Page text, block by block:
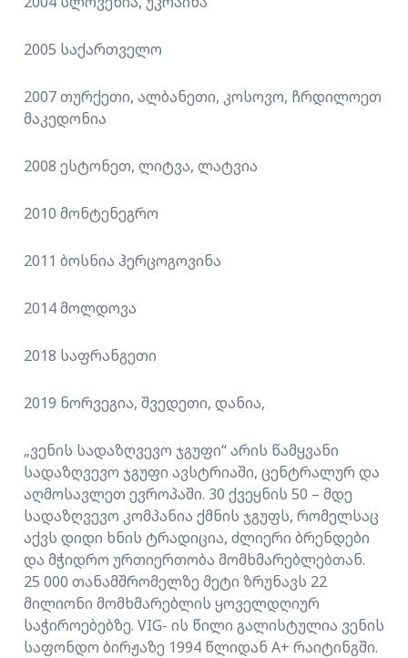
2005 საქართველო
2007 თურქეთი, ალბანეთი, კოსოვო, ჩრდილოეთ
მაკედონია
2008 ესტონეთ, ლიტვა, ლატვია
2010 მონტენეგრო
2011 ბოსნია ჰერცოგოვინა
2014 მოლდოვა
2018 საფრანგეთი
2019 ნორვეგია, შვედეთი, დანია,
„ვენის სადაზღვევო ჯგუფი“ არის წამყვანი
სადაზღვევო ჯგუფი ავსტრიაში, ცენტრალურ და
აღმოსავლეთ ევროპაში. 30 ქვეყნის 50 – მდე
სადაზღვევო კომპანია ქმნის ჯგუფს, რომელსაც
აქვს დიდი ხნის ტრადიცია, ძლიერი ბრენდები
და მჭიდრო ურთიერთობა მომხმარებლებთან.
25 000 თანამშრომელზე მეტი ზრუნავს 22
მილიონი მომხმარებლის ყოველდღიურ
საჭიროებებზე. VIG- ის წილი გალისტულია ვენის
საფონდო ბირჟაზე 1994 წლიდან A+ რაიტინგში.